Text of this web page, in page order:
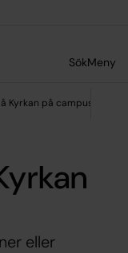
SökMeny
Kyrkan på campus
eller